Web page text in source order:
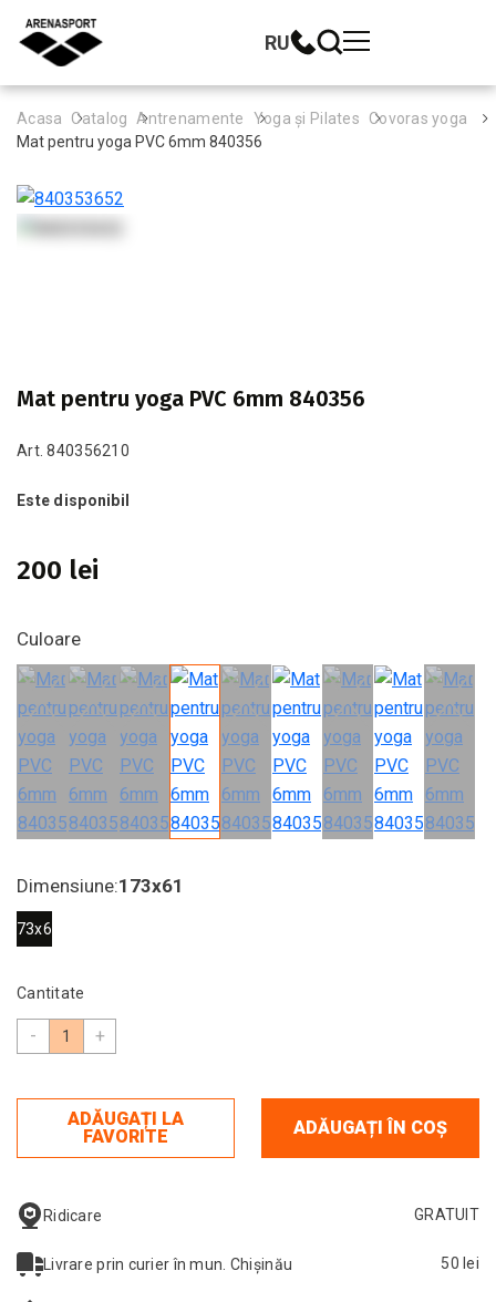
RU
Acasa Catalog Antrenamente Yoga și Pilates
Covoras yoga
Mat pentru yoga PVC 6mm 840356
Mat pentru yoga PVC 6mm 840356
Art. 840356210
Este disponibil
200 lei
Culoare
Dimensiune:173х61
173х61
Cantitate
- +
ADĂUGAȚI LA
FAVORITE
ADĂUGAȚI ÎN COȘ
Ridicare GRATUIT
Livrare prin curier în mun. Chișinău 50 lei